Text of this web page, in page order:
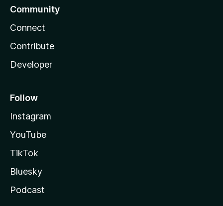
Community
Connect
Contribute
Developer
Follow
Instagram
YouTube
TikTok
Bluesky
Podcast